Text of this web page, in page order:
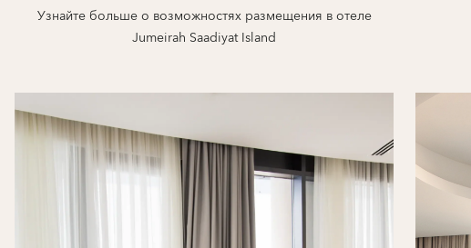
Узнайте больше о возможностях размещения в отеле
Jumeirah Saadiyat Island